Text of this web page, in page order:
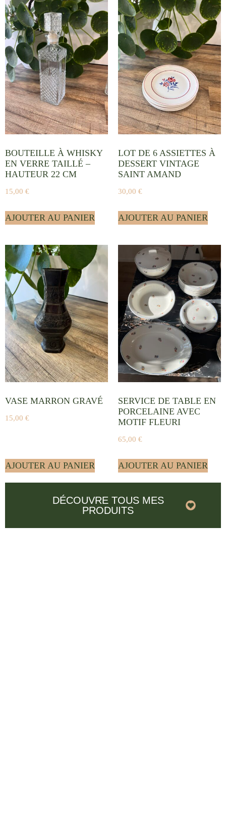
BOUTEILLE À WHISKY
EN VERRE TAILLÉ –
HAUTEUR 22 CM
15,00 €
AJOUTER AU PANIER
LOT DE 6 ASSIETTES À
DESSERT VINTAGE
SAINT AMAND
30,00 €
AJOUTER AU PANIER
VASE MARRON GRAVÉ
15,00 €
AJOUTER AU PANIER
SERVICE DE TABLE EN
PORCELAINE AVEC
MOTIF FLEURI
65,00 €
AJOUTER AU PANIER
DÉCOUVRE TOUS MES
PRODUITS